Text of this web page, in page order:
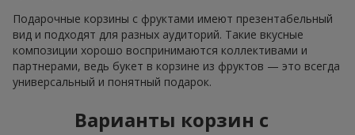
Подарочные корзины с фруктами имеют презентабельный
вид и подходят для разных аудиторий. Такие вкусные
композиции хорошо воспринимаются коллективами и
партнерами, ведь букет в корзине из фруктов — это всегда
универсальный и понятный подарок.
Варианты корзин с